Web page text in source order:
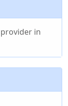
in